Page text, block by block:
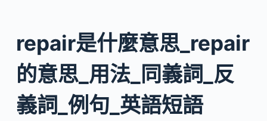
repair是什麼意思_repair
的意思_用法_同義詞_反
義詞_例句_英語短語